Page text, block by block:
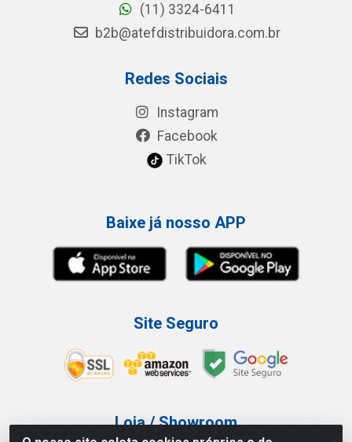
(11) 3324-6411
b2b@atefdistribuidora.com.br
Redes Sociais
Instagram
Facebook
TikTok
Baixe já nosso APP
Site Seguro
Loja / Showroom